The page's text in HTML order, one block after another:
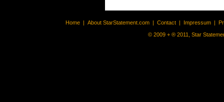
Home | About StarStatement.com | Contact | Impressum |
© 2009 + ® 2011, Star